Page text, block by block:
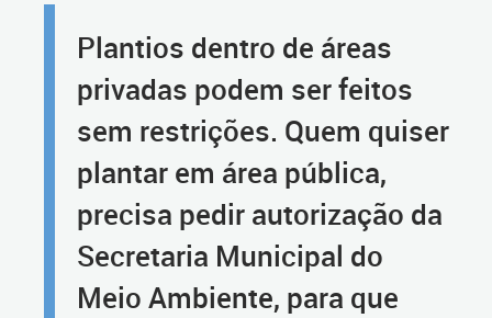
Plantios dentro de áreas
privadas podem ser feitos
sem restrições. Quem quiser
plantar em área pública,
precisa pedir autorização da
Secretaria Municipal do
Meio Ambiente, para que